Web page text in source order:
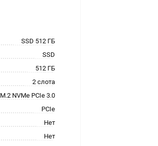
SSD 512 ГБ
SSD
512 ГБ
2 слота
M.2 NVMe PCIe 3.0
PCIe
Нет
Нет